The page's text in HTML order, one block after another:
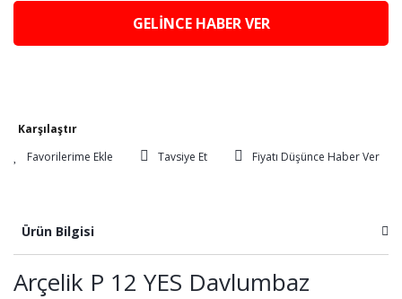
GELİNCE HABER VER
Karşılaştır
Tavsiye Et
Fiyatı Düşünce Haber Ver
Ürün Bilgisi
Arçelik P 12 YES Davlumbaz